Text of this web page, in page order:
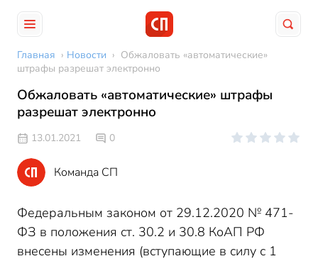
Главная › Новости › Обжаловать «автоматические»
штрафы разрешат электронно
Обжаловать «автоматические» штрафы
разрешат электронно
13.01.2021 0
Команда СП
Федеральным законом от 29.12.2020 № 471-
ФЗ в положения ст. 30.2 и 30.8 КоАП РФ
внесены изменения (вступающие в силу с 1